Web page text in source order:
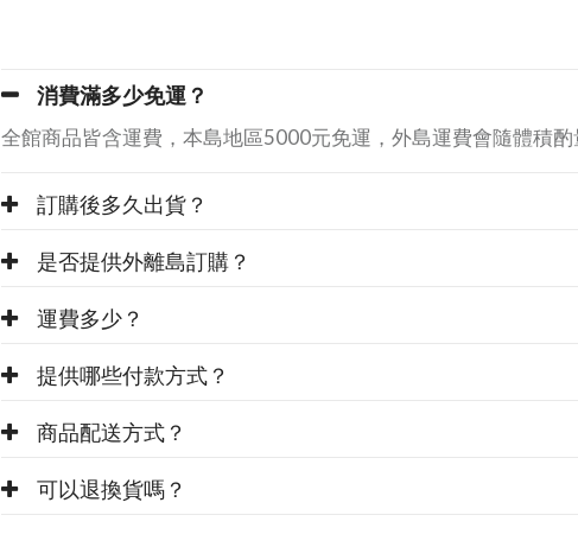
消費滿多少免運？
全館商品皆含運費，本島地區5000元免運，外島運費會隨體積
訂購後多久出貨？
是否提供外離島訂購？
運費多少？
提供哪些付款方式？
商品配送方式？
可以退換貨嗎？